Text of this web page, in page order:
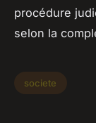
procédure
selon la
societe